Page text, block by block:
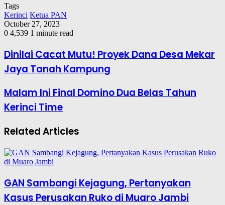
Tags
Kerinci Ketua PAN
October 27, 2023
0 4,539 1 minute read
Dinilai Cacat Mutu! Proyek Dana Desa Mekar
Jaya Tanah Kampung
Malam Ini Final Domino Dua Belas Tahun
Kerinci Time
Related Articles
GAN Sambangi Kejagung, Pertanyakan
Kasus Perusakan Ruko di Muaro Jambi